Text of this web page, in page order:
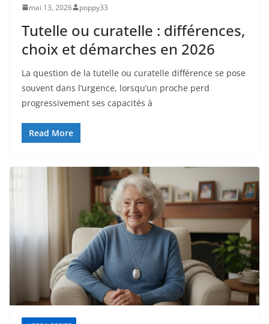
mai 13, 2026 poppy33
Tutelle ou curatelle : différences,
choix et démarches en 2026
La question de la tutelle ou curatelle différence se pose
souvent dans l’urgence, lorsqu’un proche perd
progressivement ses capacités à
Read More